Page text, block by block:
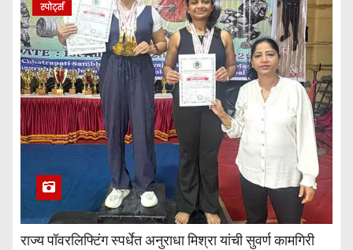
स्पोर्ट्स
राज्य पॉवरलिफ्टिंग स्पर्धेत अनुराधा मिश्रा यांची सुवर्ण कामगिरी